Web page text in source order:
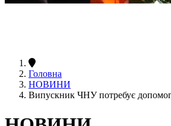
Головна
НОВИНИ
Випускник ЧНУ потребує